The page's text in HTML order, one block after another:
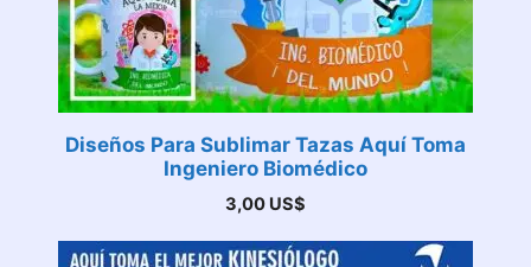
Diseños Para Sublimar Tazas Aquí Toma
Ingeniero Biomédico
3,00 US$